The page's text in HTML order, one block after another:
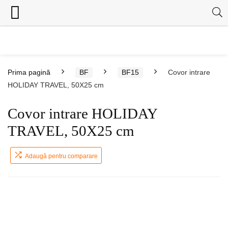
Prima pagină BF BF15
Covor intrare
HOLIDAY TRAVEL, 50X25 cm
Covor intrare HOLIDAY
TRAVEL, 50X25 cm
Adaugă pentru comparare